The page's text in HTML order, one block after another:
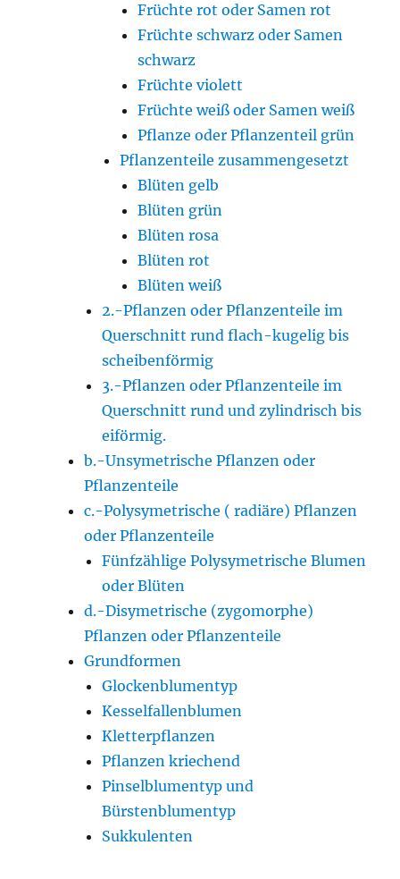
Früchte rot oder Samen rot
Früchte schwarz oder Samen
schwarz
Früchte violett
Früchte weiß oder Samen weiß
Pflanze oder Pflanzenteil grün
Pflanzenteile zusammengesetzt
Blüten gelb
Blüten grün
Blüten rosa
Blüten rot
Blüten weiß
2.-Pflanzen oder Pflanzenteile im
Querschnitt rund flach-kugelig bis
scheibenförmig
3.-Pflanzen oder Pflanzenteile im
Querschnitt rund und zylindrisch bis
eiförmig.
b.-Unsymetrische Pflanzen oder
Pflanzenteile
c.-Polysymetrische ( radiäre) Pflanzen
oder Pflanzenteile
Fünfzählige Polysymetrische Blumen
oder Blüten
d.-Disymetrische (zygomorphe)
Pflanzen oder Pflanzenteile
Grundformen
Glockenblumentyp
Kesselfallenblumen
Kletterpflanzen
Pflanzen kriechend
Pinselblumentyp und
Bürstenblumentyp
Sukkulenten